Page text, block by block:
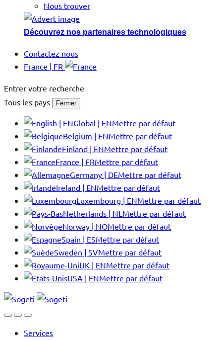
Nous trouver
Découvrez nos partenaires technologiques
Contactez nous
France | FR
Entrer votre recherche
Tous les pays
Fermer
Global | ENMettre par défaut
Belgium | ENMettre par défaut
Finland | ENMettre par défaut
France | FRMettre par défaut
Germany | DEMettre par défaut
Ireland | ENMettre par défaut
Luxembourg | ENMettre par défaut
Netherlands | NL Mettre par défaut
Norway | NOMettre par défaut
Spain | ESMettre par défaut
Sweden | SVMettre par défaut
UK | ENMettre par défaut
USA | ENMettre par défaut
Services